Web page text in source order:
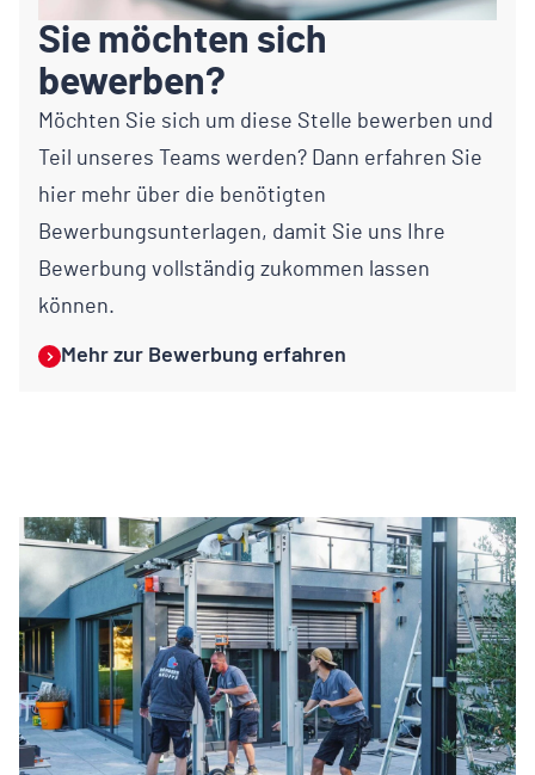
Sie möchten sich
bewerben?
Möchten Sie sich um diese Stelle bewerben und
Teil unseres Teams werden? Dann erfahren Sie
hier mehr über die benötigten
Bewerbungsunterlagen, damit Sie uns Ihre
Bewerbung vollständig zukommen lassen
können.
Mehr zur Bewerbung erfahren